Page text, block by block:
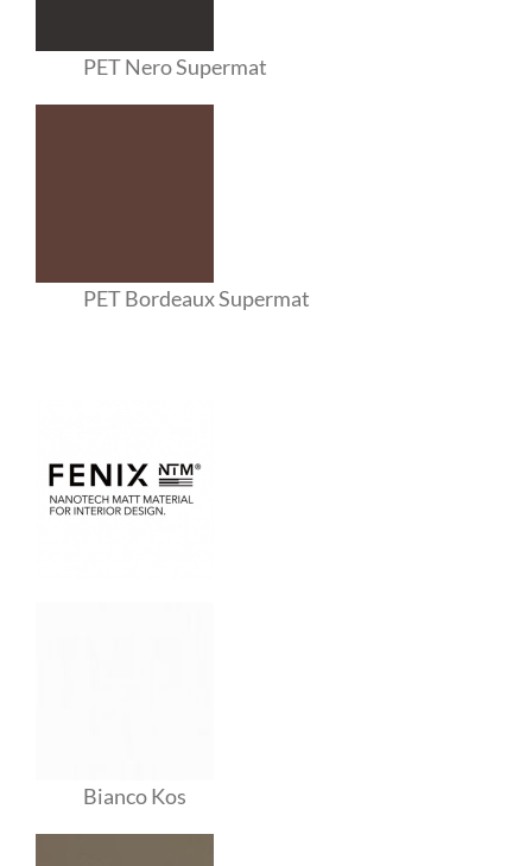
PET Nero Supermat
PET Bordeaux Supermat
Bianco Kos